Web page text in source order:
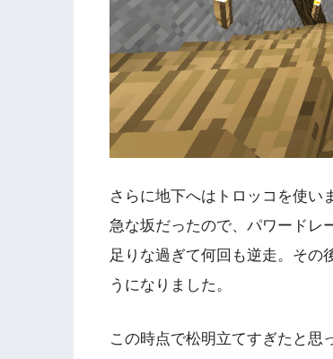
さらに地下へはトロッコを使い
急な坂だったので、パワードレ
足りな過ぎて何回も逆走。その
うになりました。
この時点で松明立てすぎたと思